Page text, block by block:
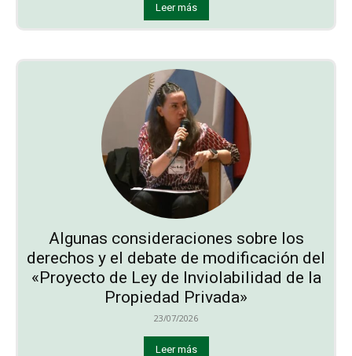
Leer más
Algunas consideraciones sobre los
derechos y el debate de modificación del
«Proyecto de Ley de Inviolabilidad de la
Propiedad Privada»
23/07/2026
Leer más